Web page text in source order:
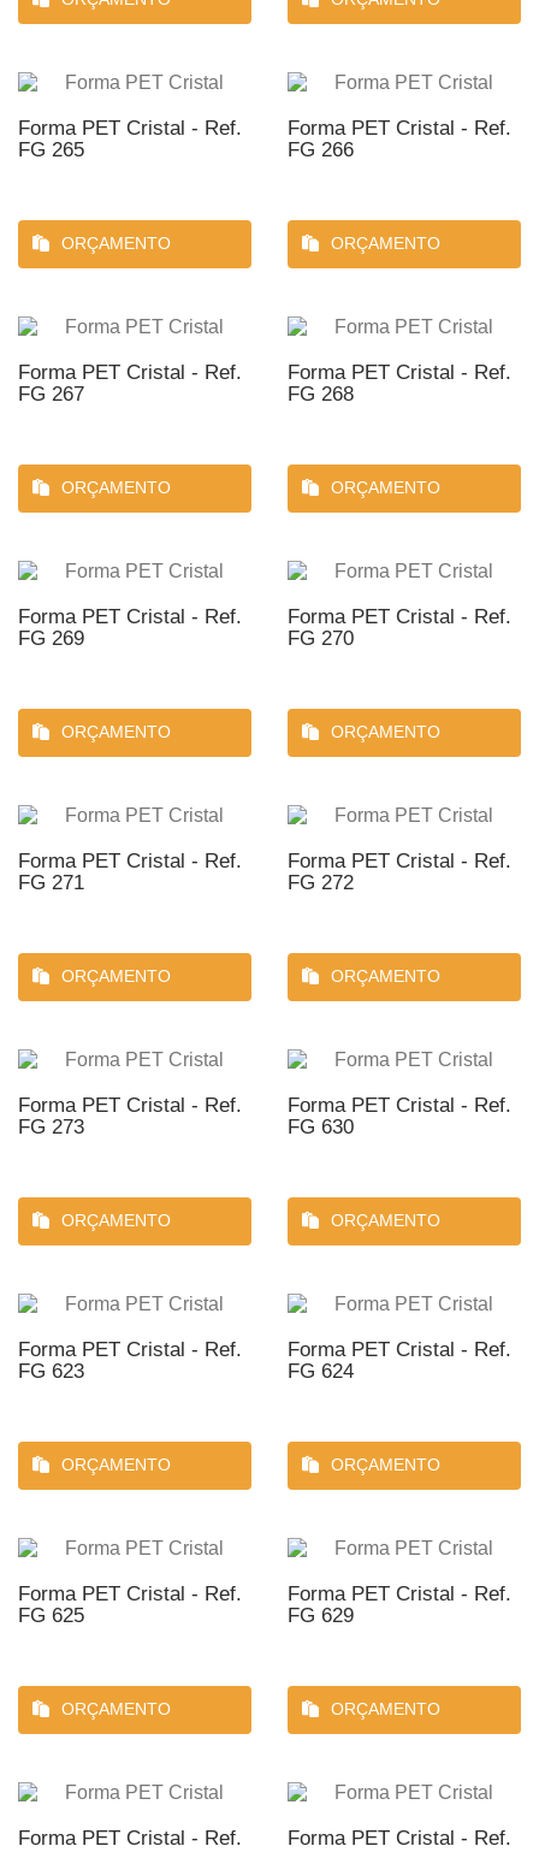
Forma PET Cristal - Ref.
FG 265
ORÇAMENTO
Forma PET Cristal - Ref.
FG 266
ORÇAMENTO
Forma PET Cristal - Ref.
FG 267
ORÇAMENTO
Forma PET Cristal - Ref.
FG 268
ORÇAMENTO
Forma PET Cristal - Ref.
FG 269
ORÇAMENTO
Forma PET Cristal - Ref.
FG 270
ORÇAMENTO
Forma PET Cristal - Ref.
FG 271
ORÇAMENTO
Forma PET Cristal - Ref.
FG 272
ORÇAMENTO
Forma PET Cristal - Ref.
FG 273
ORÇAMENTO
Forma PET Cristal - Ref.
FG 630
ORÇAMENTO
Forma PET Cristal - Ref.
FG 623
ORÇAMENTO
Forma PET Cristal - Ref.
FG 624
ORÇAMENTO
Forma PET Cristal - Ref.
FG 625
ORÇAMENTO
Forma PET Cristal - Ref.
FG 629
ORÇAMENTO
Forma PET Cristal - Ref.
Forma PET Cristal - Ref.